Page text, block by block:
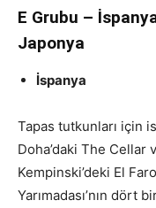
E Grubu –
Japonya
İspanya
Tapas tutkunları için
Doha’daki The Cellar
Kempinski’deki El
Yarımadası’nın dört